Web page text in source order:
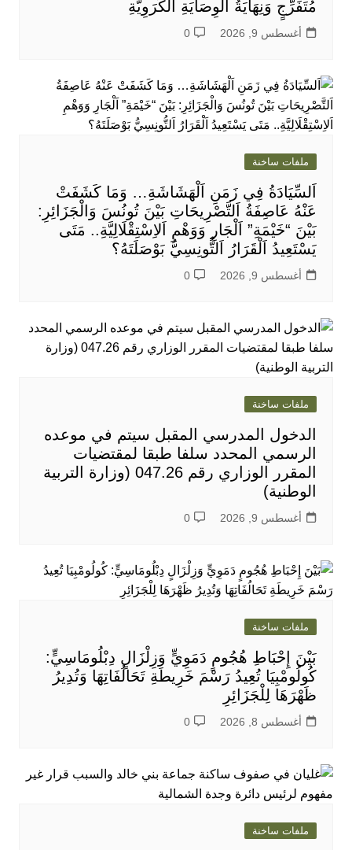
مُتَفَرِّجٍ وَنِهَايَةُ الْوِصَايَةِ الْكُرَوِيَّةِ
أغسطس 9, 2026 0
ملفات ساخنة
اَلسِّيَادَةُ فِي زَمَنِ اَلْهَشَاشَةِ… وَمَا كَشَفَتْ
عَنْهُ عَاصِفَةُ اَلتَّصْرِيحَاتِ بَيْنَ تُونُسَ وَالْجَزَائِرِ:
بَيْنَ “خَيْمَةِ” اَلْجَارِ وَوَهْمِ اَلاِسْتِقْلَالِيَّةِ.. مَتَى
يَسْتَعِيدُ اَلْقَرَارُ اَلتُّونِسِيُّ بَوْصَلَتَهُ؟
أغسطس 9, 2026 0
ملفات ساخنة
الدخول المدرسي المقبل سیتم في موعده
الرسمي المحدد سلفا طبقا لمقتضیات
المقرر الوزاري رقم 047.26 (وزارة التربية
الوطنية)
أغسطس 9, 2026 0
ملفات ساخنة
بَيْنَ إِحْبَاطِ هُجُومٍ دَمَوِيٍّ وَزِلْزَالٍ دِبْلُومَاسِيٍّ:
كُولُومْبِيَا تُعِيدُ رَسْمَ خَرِيطَةِ تَحَالُفَاتِهَا وَتُدِيرُ
ظَهْرَهَا لِلْجَزَائِرِ
أغسطس 8, 2026 0
ملفات ساخنة